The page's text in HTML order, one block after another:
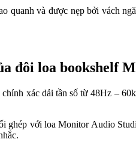
quanh và được nẹp bởi vách
đôi loa bookshelf
xác dải tần số từ 48Hz –
ghép với loa Monitor Audio